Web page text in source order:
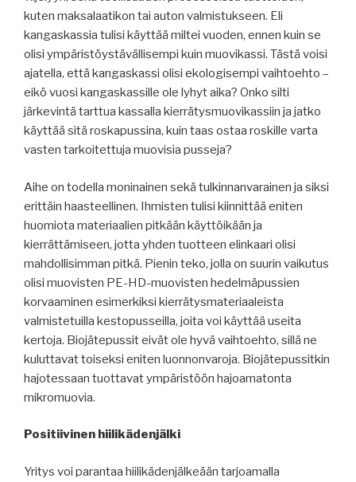
kuten maksalaatikon tai auton valmistukseen. Eli
kangaskassia tulisi käyttää miltei vuoden, ennen kuin se
olisi ympäristöystävällisempi kuin muovikassi. Tästä voisi
ajatella, että kangaskassi olisi ekologisempi vaihtoehto –
eikö vuosi kangaskassille ole lyhyt aika? Onko silti
järkevintä tarttua kassalla kierrätysmuovikassiin ja jatko
käyttää sitä roskapussina, kuin taas ostaa roskille varta
vasten tarkoitettuja muovisia pusseja?
Aihe on todella moninainen sekä tulkinnanvarainen ja siksi
erittäin haasteellinen. Ihmisten tulisi kiinnittää eniten
huomiota materiaalien pitkään käyttöikään ja
kierrättämiseen, jotta yhden tuotteen elinkaari olisi
mahdollisimman pitkä. Pienin teko, jolla on suurin vaikutus
olisi muovisten PE-HD-muovisten hedelmäpussien
korvaaminen esimerkiksi kierrätysmateriaaleista
valmistetuilla kestopusseilla, joita voi käyttää useita
kertoja. Biojätepussit eivät ole hyvä vaihtoehto, sillä ne
kuluttavat toiseksi eniten luonnonvaroja. Biojätepussitkin
hajotessaan tuottavat ympäristöön hajoamatonta
mikromuovia.
Positiivinen hiilikädenjälki
Yritys voi parantaa hiilikädenjälkeään tarjoamalla